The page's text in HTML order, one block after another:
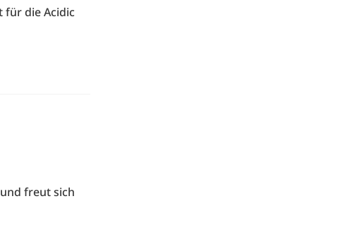
für die Acidic
freut sich